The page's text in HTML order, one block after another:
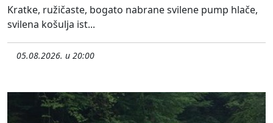
Kratke, ružičaste, bogato nabrane svilene pump hlače,
svilena košulja ist...
05.08.2026. u 20:00